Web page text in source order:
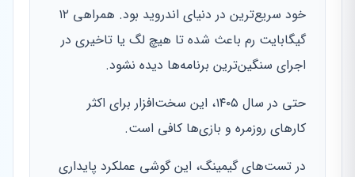
خود سریع‌ترین در دنیای اندروید بود. همراهی ۱۲
گیگابایت رم باعث شده تا هیچ لگ یا تاخیری در
اجرای سنگین‌ترین برنامه‌ها دیده نشود.
حتی در سال ۱۴۰۵، این سخت‌افزار برای اکثر
کارهای روزمره و بازی‌ها کافی است.
در تست‌های گیمینگ، این گوشی عملکرد پایداری